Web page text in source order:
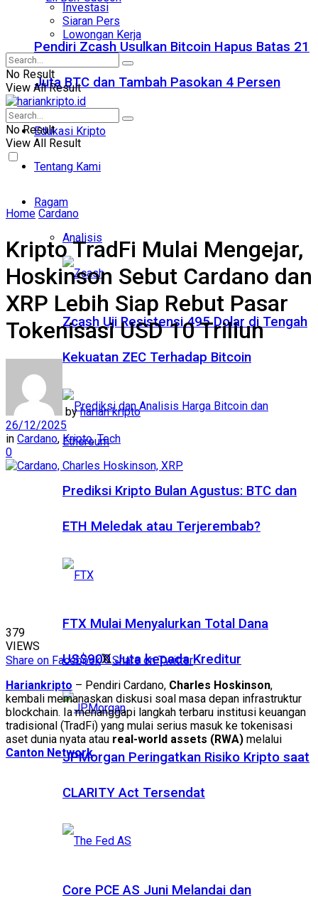
Pendiri Zcash Usulkan Bitcoin Hapus Batas 21
Juta BTC dan Tambah Pasokan 4 Persen
Edukasi Kripto
Tentang Kami
Ragam
Analisis
Zcash Uji Resistensi 495 Dolar di Tengah
Kekuatan ZEC Terhadap Bitcoin
Prediksi Kripto Bulan Agustus: BTC dan
ETH Meledak atau Terjerembab?
FTX Mulai Menyalurkan Total Dana
US$900 Juta kepada Kreditur
JPMorgan Peringatkan Risiko Kripto saat
CLARITY Act Tersendat
Core PCE AS Juni Melandai dan
Investasi
Siaran Pers
Lowongan Kerja
No Result
View All Result
No Result
View All Result
Home Cardano
Kripto TradFi Mulai Mengejar,
Hoskinson Sebut Cardano dan
XRP Lebih Siap Rebut Pasar
Tokenisasi USD 10 Triliun
by harian kripto
26/12/2025
in Cardano, Kripto,Tech
0
379
VIEWS
Share on Facebook
Share on Twitter
Hariankripto – Pendiri Cardano, Charles Hoskinson,
kembali memanaskan diskusi soal masa depan infrastruktur
blockchain. Ia menanggapi langkah terbaru institusi keuangan
tradisional (TradFi) yang mulai serius masuk ke tokenisasi
aset dunia nyata atau real-world assets (RWA) melalui
Canton Network.